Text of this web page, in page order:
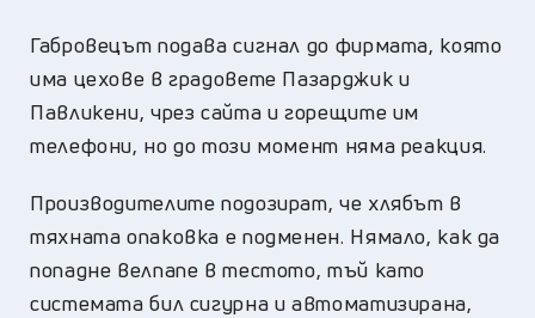
Габровецът подава сигнал до фирмата, която
има цехове в градовете Пазарджик и
Павликени, чрез сайта и горещите им
телефони, но до този момент няма реакция.
Производителите подозират, че хлябът в
тяхната опаковка е подменен. Нямало, как да
попадне велпапе в тестото, тъй като
системата бил сигурна и автоматизирана,